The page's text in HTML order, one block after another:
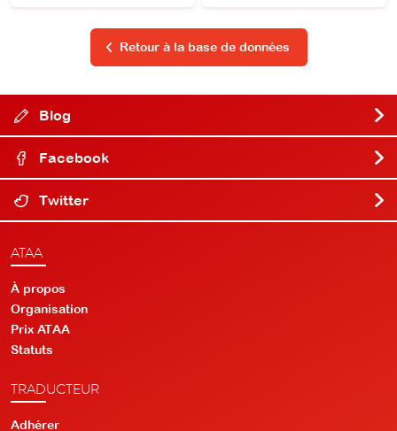
Retour à la base de données
Blog
Facebook
Twitter
ATAA
À propos
Organisation
Prix ATAA
Statuts
TRADUCTEUR
Adhérer